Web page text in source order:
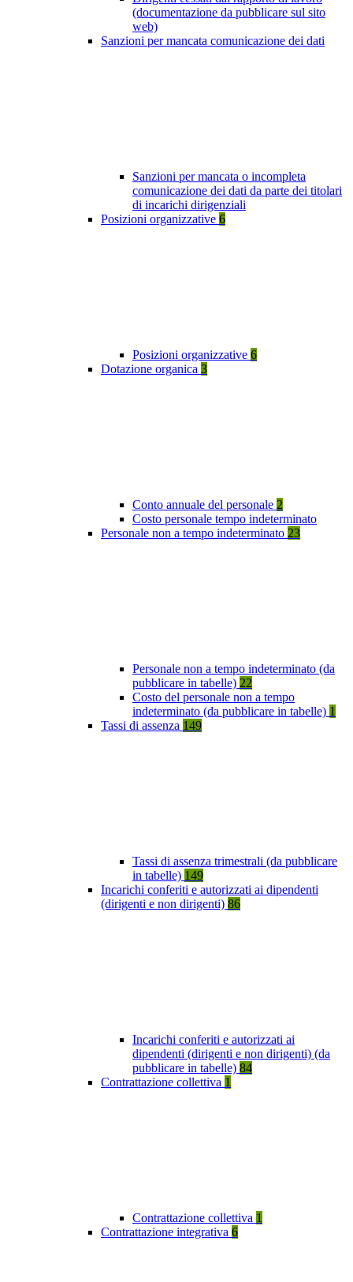
(documentazione da pubblicare sul sito
web)
Sanzioni per mancata comunicazione dei dati
Sanzioni per mancata o incompleta
comunicazione dei dati da parte dei titolari
di incarichi dirigenziali
Posizioni organizzative 6
Posizioni organizzative 6
Dotazione organica 3
Conto annuale del personale 2
Costo personale tempo indeterminato
Personale non a tempo indeterminato 23
Personale non a tempo indeterminato (da
pubblicare in tabelle) 22
Costo del personale non a tempo
indeterminato (da pubblicare in tabelle) 1
Tassi di assenza 149
Tassi di assenza trimestrali (da pubblicare
in tabelle) 149
Incarichi conferiti e autorizzati ai dipendenti
(dirigenti e non dirigenti) 86
Incarichi conferiti e autorizzati ai
dipendenti (dirigenti e non dirigenti) (da
pubblicare in tabelle) 84
Contrattazione collettiva 1
Contrattazione collettiva 1
Contrattazione integrativa 6